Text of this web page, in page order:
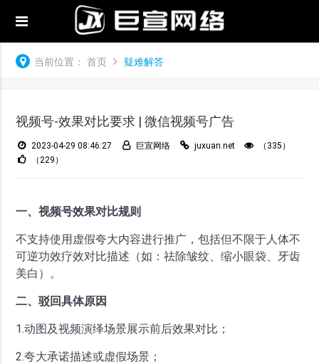
当前位置： 首页 疑难解答
视频号-效果对比要求 | 微信视频号广告
2023-04-29 08:46:27 巨宣网络 juxuan.net
（335）
（229）
一、视频号效果对比规则
不支持使用虚假夸大内容进行推广，包括但不限于人体不
可逆功效疗效对比描述（如：祛除皱纹、缩小眼袋、牙齿
美白）。
二、驳回具体原因
1.动图及视频演绎场景展示前后效果对比；
2.夸大承诺描述或虚假场景；